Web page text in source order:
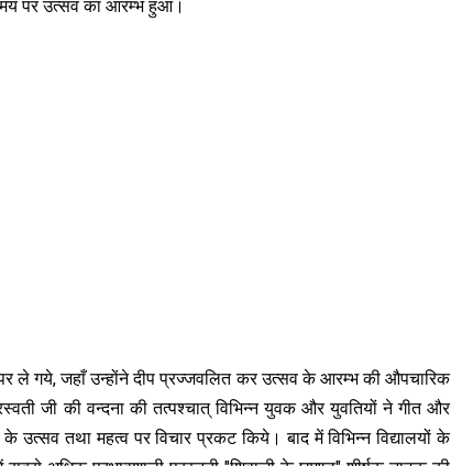
पर उत्सव का आरम्भ हुआ।
ले गये, जहाँ उन्होंने दीप प्रज्जवलित कर उत्सव के आरम्भ की औपचारिक
जी की वन्दना की तत्पश्चात् विभिन्न युवक और युवतियों ने गीत और
तथा महत्व पर विचार प्रकट किये। बाद में विभिन्न विद्यालयों के